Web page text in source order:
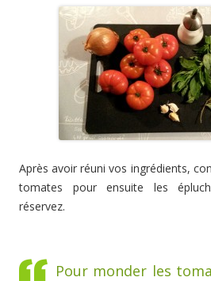
Après avoir réuni vos ingrédients,
tomates pour ensuite les
réservez.
Pour monder les